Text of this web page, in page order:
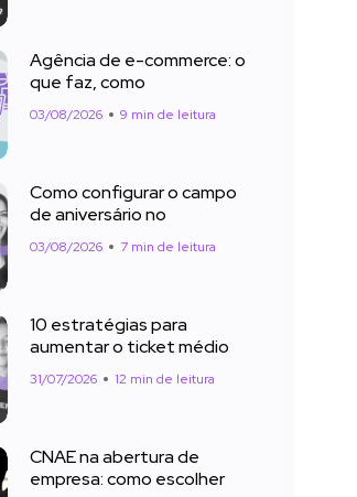
Agência de e-commerce: o
que faz, como
03/08/2026 9 min de leitura
Como configurar o campo
de aniversário no
03/08/2026 7 min de leitura
10 estratégias para
aumentar o ticket médio
31/07/2026 12 min de leitura
CNAE na abertura de
empresa: como escolher